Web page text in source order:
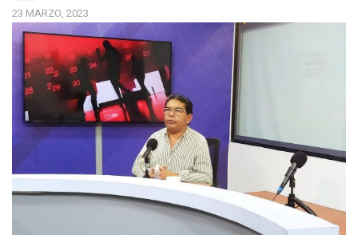
23 MARZO, 2023